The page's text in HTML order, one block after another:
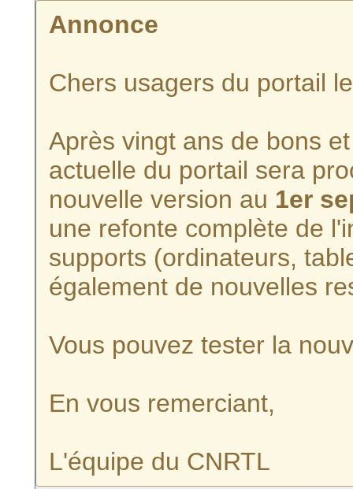
Annonce
Chers usagers du portail
Après vingt ans de bons
actuelle du portail sera
nouvelle version au 1er
une refonte complète de
supports (ordinateurs,
également de nouvelles
Vous pouvez tester la
En vous remerciant,
L'équipe du CNRTL